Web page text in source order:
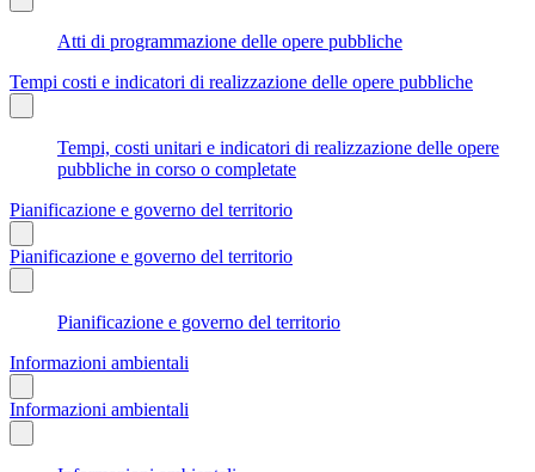
Atti di programmazione delle opere pubbliche
Tempi costi e indicatori di realizzazione delle opere pubbliche
Tempi, costi unitari e indicatori di realizzazione delle opere
pubbliche in corso o completate
Pianificazione e governo del territorio
Pianificazione e governo del territorio
Pianificazione e governo del territorio
Informazioni ambientali
Informazioni ambientali